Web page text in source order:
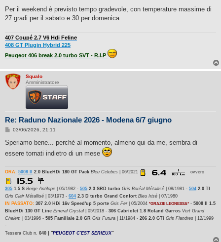
s
a
i
o
Per il weekend è previsto tempo gradevole, con temperature massime di
27 gradi per il sabato e 30 per domenica
407 Coupé 2.7 V6 Hdi Feline
408 GT Plugin Hybrid 225
Peugeot 406 break 2.0 turbo SVT - R.I.P
Squalo
Amministratore
Re: Raduno Nazionale 2026 - Modena 6/7 giugno
M
s
a
i
03/06/2026, 21:11
Speriamo bene... perché al momento, almeno qui da me, sembra di
essere tornati indietro di un mese
ORA: 5008 II 2.0 BlueHDi 180 GT Pack Bleu Celebes | 06/2021 ovvero
305 1.5 S Beige Antilope | 05/1982 - 505 2.3 SRD turbo Gris Boréal Métallisé | 08/1981 - 504 2.0 TI
Gris Clair Métallisé | 03/1973 - 604 2.3 D turbo Grand Confort Bleu Irisé | 07/1980
IN PASSATO: 307 2.0 HDi 16v Speed'up 5 porte Gris Fer| 05/2004 *GRAZIE LEONESSA* - 5008 II 1.5
BlueHDi 130 GT Line Emeral Crystal | 05/2018 - 306 Cabriolet 1.8 Roland Garros Vert Grand
Chelem | 03/1996 - 505 Familiale 2.0 GR Gris Futura | 11/1984 - 206 2.0 GTi Gris Flandres | 12/1999
-
Tessera Club n. 040 | "PEUGEOT C'EST SERIEUX"